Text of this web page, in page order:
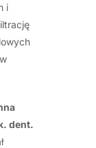
i
dent.